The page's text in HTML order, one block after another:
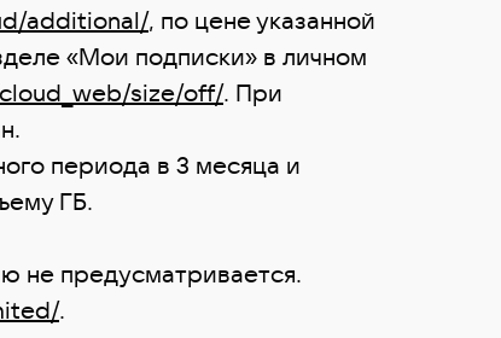
additional/, по цене указанной
«Мои подписки» в личном
size/off/. При
периода в 3 месяца и
ГБ.
не предусматривается.
.